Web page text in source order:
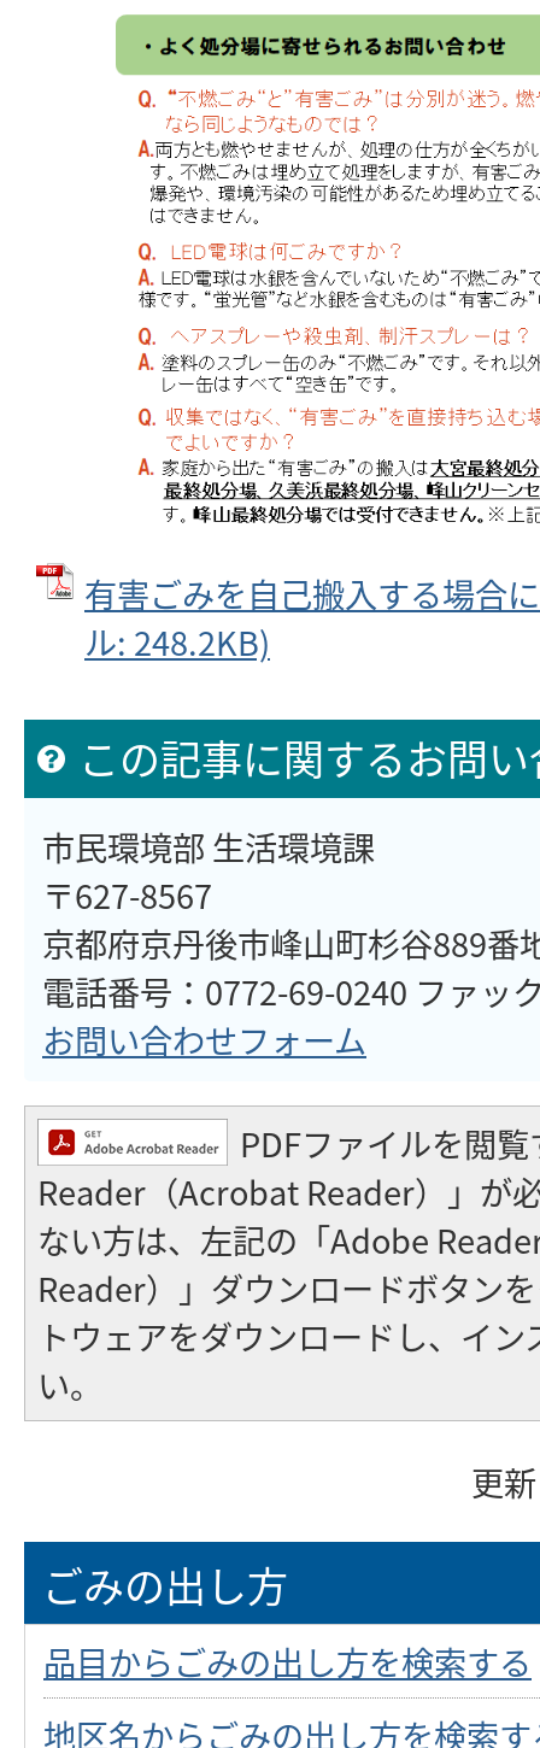
有害ごみを自己搬入する場合
ル: 248.2KB)
この記事に関するお問
市民環境部 生活環境課
〒627-8567
京都府京丹後市峰山町杉谷889番
電話番号：0772-69-0240 ファッ
お問い合わせフォーム
PDFファイルを閲
Reader（Acrobat Reader）」が
ない方は、左記の「Adobe
Reader）」ダウンロードボタン
トウェアをダウンロードし、イ
い。
更
ごみの出し方
品目からごみの出し方を検索する
地区名からごみの出し方を検索